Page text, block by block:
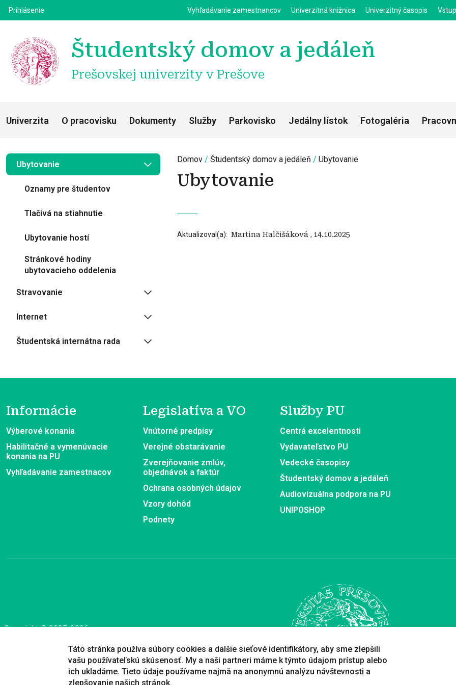
Skočiť na hlavný obsah
Používateľské menu
Prihlásenie Top menu
Vyhľadávanie zamestnancov Univerzitná knižnica Univerzitný časopis
Študentský domov a jedáleň
Prešovskej univerzity v Prešove
Univerzita O pracovisku Dokumenty Služby Parkovisko Jedálny lístok Fotogaléria
Domov Študentský domov a jedáleň Ubytovanie
Ubytovanie
Aktualizoval(a): ‍ Martina Halčišáková , 14.10.2025
Ubytovanie
Oznamy pre študentov
Tlačivá na stiahnutie
Ubytovanie hostí
Stránkové hodiny
ubytovacieho oddelenia
Stravovanie
Internet
Študentská internátna rada
Informácie
Výberové konania
Habilitačné a vymenúvacie
konania na PU
Vyhľadávanie zamestnacov
Legislatíva a VO
Vnútorné predpisy
Verejné obstarávanie
Zverejňovanie zmlúv,
objednávok a faktúr
Ochrana osobných údajov
Vzory dohôd
Podnety
Služby PU
Centrá excelentnosti
Vydavateľstvo PU
Vedecké časopisy
Študentský domov a jedáleň
Audiovizuálna podpora na PU
UNIPOSHOP
Copyright © 2005-2026
Táto stránka používa súbory cookies a dalšie sieťové identifikátory, aby sme zlepšili
vašu používateľskú skúsenosť. My a naši partneri máme k týmto údajom prístup alebo
ich ukladáme. Tieto údaje používame najmä na anonymnú analýzu návštevnosti a
zlepšovanie našich stránok.